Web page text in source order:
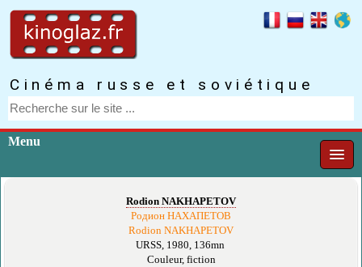
Cinéma russe et soviétique
Menu
Rodion NAKHAPETOV
Родион НАХАПЕТОВ
Rodion NAKHAPETOV
URSS, 1980, 136mn
Couleur, fiction